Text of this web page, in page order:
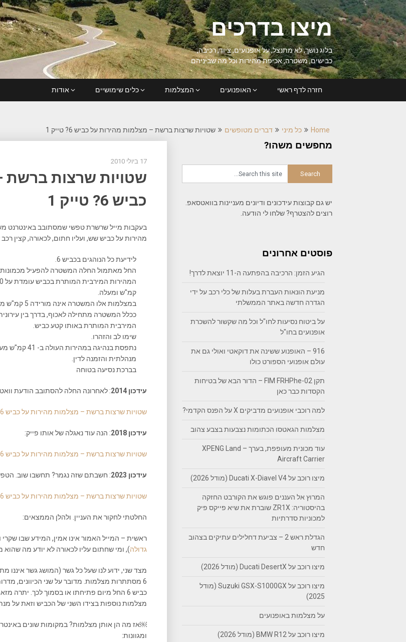
Skip
to
content
מיצו בדרכים
בלוג נושך, לא מתנצל, על אופנועים, ציוד, רכיבה,
כבישים, משטרה, אכיפת מהירות וכל מה שביניהם
חזרה לדף ראשי האופנועים המצלמות כלים שימושיים אודות
Home כל מיני דברים מטופשים שטויות שרצות ברשת – מצלמות מהירות על כביש 6? טייק 1
17 ביולי 2010
שטויות שרצות ברשת
כביש 6? טייק 1
מהירות על כביש שש, ועליו חתום, לכאורה, קצין
לידיעת כל הנוהגים בכביש 6.
החל מאתמול החלה המשטרה להפעיל מכמונות
קמ"ש ומעלה.
במצלמות אלו המשטרה אינה מורידה 5 קמ"ש מהמהירות הרשומה כמו במכשירי הלייזר.
המירבית המותרת באותו קטע כביש.
שימו לב והזהרו.
נתפסת
מנהלתית והזמנה לדין.
בברכת נסיעה בטוחה
עידכון 2014 : לאחרונה החלה להסתובב הודעת
שטויות שרצות ברשת – מצלמות מהירות על כביש 6? טייק 2
עידכון 2018 : הנה עוד נאגלה של אותו פייק:
שטויות שרצות ברשת – מצלמות מהירות על כביש 6? טייק 3
עידכון 2023 : חשבתם שזה נגמר? תחשבו שוב.
שטויות שרצות ברשת – מצלמות מהירות על כביש 6? טייק 4
החלטתי לחקור את העניין. ולהלן הממצאים:
ראשית – המייל האמור אינו אמין, המידע שבו
גדולה), ומי שחתום עליו לכאורה לא יודע מה שהוא
6 מסתתרות מצלמות. מדובר על שני הכיוונים,
כביש 6 החל מיום פתיחתו או בסמוך לכך.
מצלמות נוספות בצידו השני של הכביש וזאת על
￼אז מה הן אותן מצלמות? במקומות שונים
ומגוונות:
מחפשים משהו?
יש גם קבוצות עידכונים ודיונים מעניינות בוואטסאפ.
רוצים להצטרף? שלחו לי הודעה.
פוסטים אחרונים
הגיע הזמן: הרכיבה בהפתעה ה-11 יוצאת לדרך!
מניעת הונאות העברת בעלות של כלי רכב על ידי
הגדרה חדשה באתר הממשלתי
על ביטוח נסיעות לחו"ל וכל מה שקשור להשכרת
אופנועים בחו"ל
916 – האופנוע ששינה את דוקאטי ואולי גם את
עולם אופנועי הספורט כולו
תקן FIM FRHPhe-02 – הדור הבא של בטיחות
הקסדות כבר כאן
למה רוכבי אופנועים מדביקים X על הפנס הקדמי?
מצלמות הגאטסו הכתומות נצבעות בצבע צהוב
עוד מכונית מעופפת, בערך – XPENG Land
Aircraft Carrier
מיצו רוכב על Ducati X-Diavel V4 (מודל 2026)
המרוץ אל העננים פוגש את הקורבט החזקה
בהיסטוריה: ZR1X שוברת את שיא פייקס פיק
למכוניות סדרתיות
הגדלת ראש 2 – צביעת דחלילים עתיקים בצהוב
חדש
מיצו רוכב על Ducati DesertX (מודל 2026)
מיצו רוכב על Suzuki GSX-S1000GX (מודל
2025)
על מצלמות באופנועים
מיצו רוכב על BMW R12 (מודל 2026)